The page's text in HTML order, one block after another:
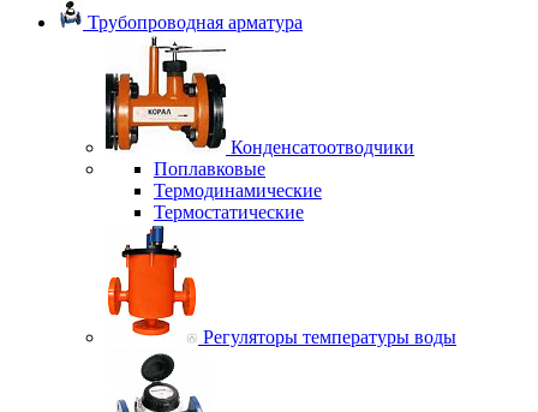
Трубопроводная арматура
Конденсатоотводчики
Поплавковые
Термодинамические
Термостатические
Регуляторы температуры воды